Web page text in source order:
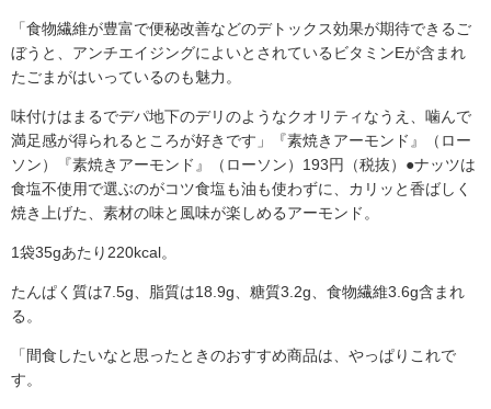
「食物繊維が豊富で便秘改善などのデトックス効果が期待できるご
ぼうと、アンチエイジングによいとされているビタミンEが含まれ
たごまがはいっているのも魅力。
味付けはまるでデパ地下のデリのようなクオリティなうえ、噛んで
満足感が得られるところが好きです」『素焼きアーモンド』（ロー
ソン）『素焼きアーモンド』（ローソン）193円（税抜）●ナッツは
食塩不使用で選ぶのがコツ食塩も油も使わずに、カリッと香ばしく
焼き上げた、素材の味と風味が楽しめるアーモンド。
1袋35gあたり220kcal。
たんぱく質は7.5g、脂質は18.9g、糖質3.2g、食物繊維3.6g含まれ
る。
「間食したいなと思ったときのおすすめ商品は、やっぱりこれで
す。